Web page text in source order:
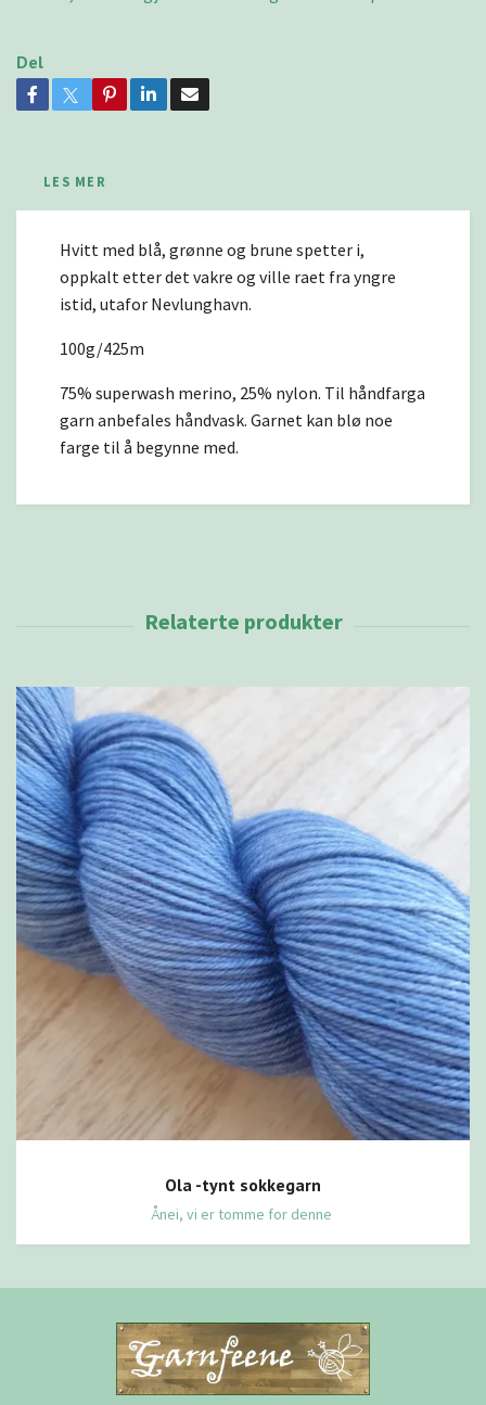
Del
LES MER
Hvitt med blå, grønne og brune spetter i,
oppkalt etter det vakre og ville raet fra yngre
istid, utafor Nevlunghavn.
100g/425m
75% superwash merino, 25% nylon. Til håndfarga
garn anbefales håndvask. Garnet kan blø noe
farge til å begynne med.
Ola -tynt sokkegarn
Ånei, vi er tomme for denne